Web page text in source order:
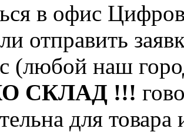
в офис
отправить
(любой наш
СКЛАД !!!
для